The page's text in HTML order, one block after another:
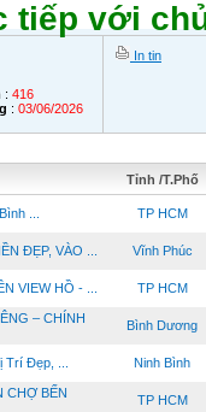
tiếp với
: 416
: 03/06/2026
In tin
Tỉnh /T.Phố
... TP HCM
ĐẸP, VÀO ... Vĩnh Phúc
VIEW HỒ - ... TP HCM
– CHÍNH
Bình Dương
Đẹp, ... Ninh Bình
CHỢ BẾN
TP HCM